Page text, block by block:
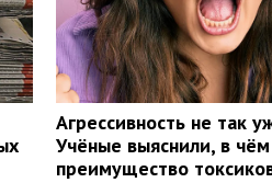
Агрессивность не так
Учёные выяснили, в чём
преимущество